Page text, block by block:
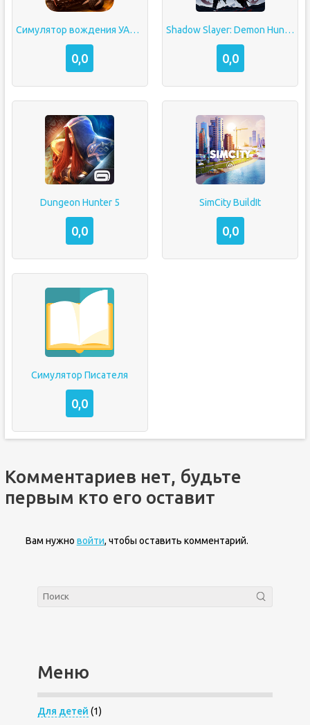
Симулятор вождения УАЗ Hunter
0,0
Shadow Slayer: Demon Hunter
0,0
Dungeon Hunter 5
0,0
SimCity BuildIt
0,0
Симулятор Писателя
0,0
Комментариев нет, будьте
первым кто его оставит
Вам нужно войти, чтобы оставить комментарий.
Меню
Для детей (1)